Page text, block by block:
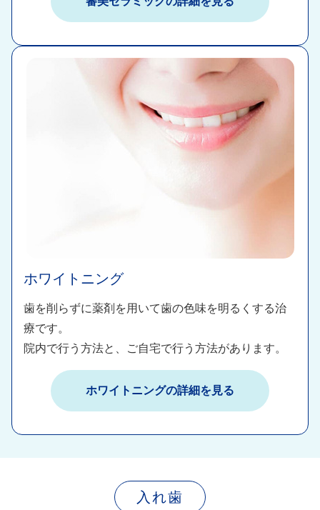
ホワイトニング
歯を削らずに薬剤を用いて歯の色味を明るくする治
療です。​
院内で行う方法と、ご自宅で行う方法があります。​
ホワイトニング​の詳細を見る​
入れ歯